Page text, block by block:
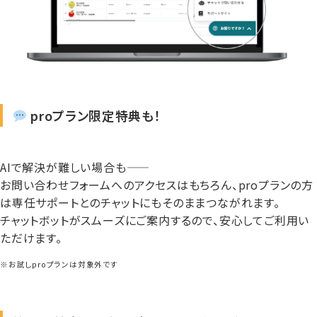
proプラン限定特典も！
AIで解決が難しい場合も――
お問い合わせフォームへのアクセスはもちろん、proプランの方
は専任サポートとのチャットにもそのままつながれます。
チャットボットがスムーズにご案内するので、安心してご利用い
ただけます。
※お試しproプランは対象外です